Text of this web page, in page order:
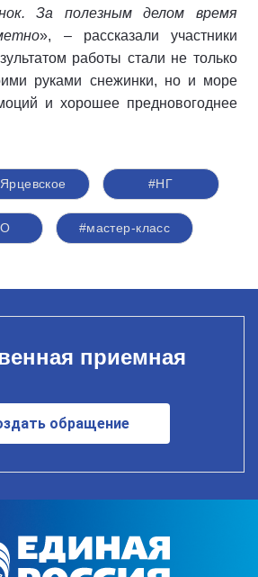
За полезным делом время
», – рассказали участники
работы стали не только
руками снежинки, но и море
и хорошее предновогоднее
#НГ
#мастер-класс
приемная
обращение